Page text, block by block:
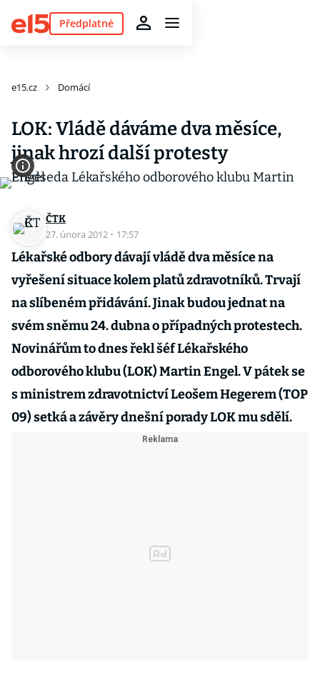
Předplatné
e15.cz Domácí
LOK: Vládě dáváme dva měsíce,
jinak hrozí další protesty
ČTK
27. února 2012 · 17:57
Lékařské odbory dávají vládě dva měsíce na
vyřešení situace kolem platů zdravotníků. Trvají
na slíbeném přidávání. Jinak budou jednat na
svém sněmu 24. dubna o případných protestech.
Novinářům to dnes řekl šéf Lékařského
odborového klubu (LOK) Martin Engel. V pátek se
s ministrem zdravotnictví Leošem Hegerem (TOP
09) setká a závěry dnešní porady LOK mu sdělí.